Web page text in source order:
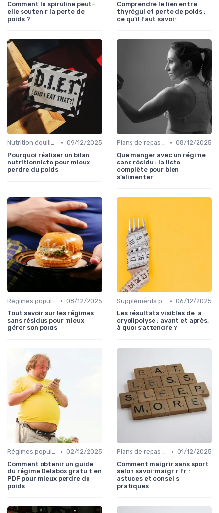
Comment la spiruline peut-
elle soutenir la perte de
poids ?
Comprendre le lien entre
thyrégul et perte de poids :
ce qu’il faut savoir
Nutrition équilibrée • 09/12/2025
Pourquoi réaliser un bilan
nutritionniste pour mieux
perdre du poids
Plans de repas pour la perte de poids • 08/12/2025
Que manger avec un régime
sans résidu : la liste
complète pour bien
s’alimenter
Régimes populaires • 08/12/2025
Tout savoir sur les régimes
sans résidus pour mieux
gérer son poids
Suppléments pour la perte de poids • 06/12/2025
Les résultats visibles de la
cryolipolyse : avant et après,
à quoi s’attendre ?
Régimes populaires • 02/12/2025
Comment obtenir un guide
du régime Delabos gratuit en
PDF pour mieux perdre du
poids
Plans de repas pour la perte de poids • 01/12/2025
Comment maigrir sans sport
selon savoirmaigrir fr :
astuces et conseils
pratiques